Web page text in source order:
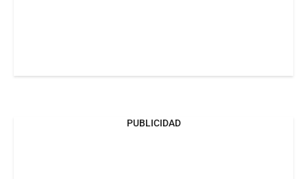
PUBLICIDAD